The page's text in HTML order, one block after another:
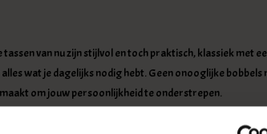
van nu zijn stijlvol en toch praktisch, klassiek met
wat je dagelijks nodig hebt. Geen onooglijke
om jouw persoonlijkheid te onderstrepen.